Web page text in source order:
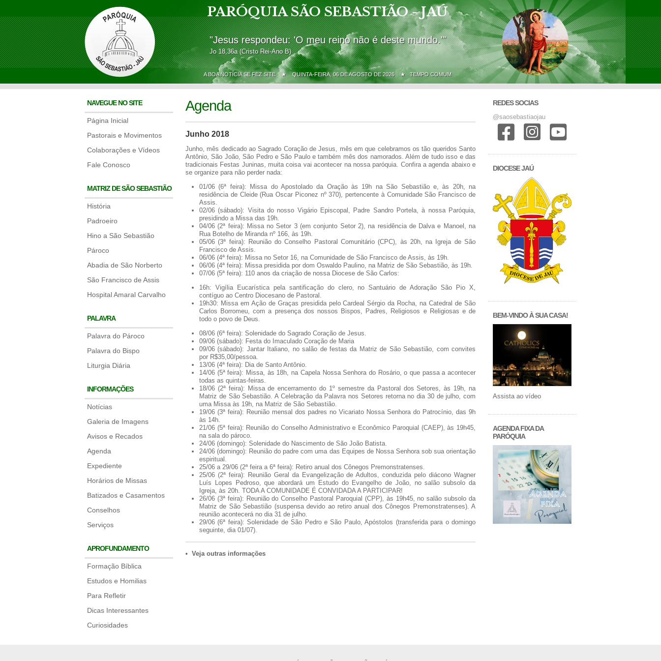
PARÓQUIA SÃO SEBASTIÃO - JAÚ
"Jesus respondeu: 'O meu reino não é deste mundo.'"
Jo 18,36a (Cristo Rei-Ano B)
A BOA NOTÍCIA SE FEZ SITE ★QUINTA-FEIRA, 06 DE AGOSTO DE 2026 ★ TEMPO COMUM
NAVEGUE NO SITE
Página Inicial
Pastorais e Movimentos
Colaborações e Vídeos
Fale Conosco
MATRIZ DE SÃO SEBASTIÃO
História
Padroeiro
Hino a São Sebastião
Pároco
Abadia de São Norberto
São Francisco de Assis
Hospital Amaral Carvalho
PALAVRA
Palavra do Pároco
Palavra do Bispo
Liturgia Diária
INFORMAÇÕES
Notícias
Galeria de Imagens
Avisos e Recados
Agenda
Expediente
Horários de Missas
Batizados e Casamentos
Conselhos
Serviços
APROFUNDAMENTO
Formação Bíblica
Estudos e Homilias
Para Refletir
Dicas Interessantes
Curiosidades
Agenda
Junho 2018
Junho, mês dedicado ao Sagrado Coração de Jesus, mês em que celebramos os tão queridos Santo
Antônio, São João, São Pedro e São Paulo e também mês dos namorados. Além de tudo isso e das
tradicionais Festas Juninas, muita coisa vai acontecer na nossa paróquia. Confira a agenda abaixo e
se organize para não perder nada:
01/06 (6ª feira): Missa do Apostolado da Oração às 19h na São Sebastião e, às 20h, na
residência de Cleide (Rua Oscar Piconez nº 370), pertencente à Comunidade São Francisco de
Assis.
02/06 (sábado): Visita do nosso Vigário Episcopal, Padre Sandro Portela, à nossa Paróquia,
presidindo a Missa das 19h.
04/06 (2ª feira): Missa no Setor 3 (em conjunto Setor 2), na residência de Dalva e Manoel, na
Rua Botelho de Miranda nº 166, às 19h.
05/06 (3ª feira): Reunião do Conselho Pastoral Comunitário (CPC), às 20h, na Igreja de São
Francisco de Assis.
06/06 (4ª feira): Missa no Setor 16, na Comunidade de São Francisco de Assis, às 19h.
06/06 (4ª feira): Missa presidida por dom Oswaldo Paulino, na Matriz de São Sebastião, às 19h.
07/06 (5ª feira): 110 anos da criação de nossa Diocese de São Carlos:
16h: Vigília Eucarística pela santificação do clero, no Santuário de Adoração São Pio X,
contíguo ao Centro Diocesano de Pastoral.
19h30: Missa em Ação de Graças presidida pelo Cardeal Sérgio da Rocha, na Catedral de São
Carlos Borromeu, com a presença dos nossos Bispos, Padres, Religiosos e Religiosas e de
todo o povo de Deus.
08/06 (6ª feira): Solenidade do Sagrado Coração de Jesus.
09/06 (sábado): Festa do Imaculado Coração de Maria
09/06 (sábado): Jantar Italiano, no salão de festas da Matriz de São Sebastião, com convites
por R$35,00/pessoa.
13/06 (4ª feira): Dia de Santo Antônio.
14/06 (5ª feira): Missa, às 18h, na Capela Nossa Senhora do Rosário, o que passa a acontecer
todas as quintas-feiras.
18/06 (2ª feira): Missa de encerramento do 1º semestre da Pastoral dos Setores, às 19h, na
Matriz de São Sebastião. A Celebração da Palavra nos Setores retorna no dia 30 de julho, com
uma Missa às 19h, na Matriz de São Sebastião.
19/06 (3ª feira): Reunião mensal dos padres no Vicariato Nossa Senhora do Patrocínio, das 9h
às 14h.
21/06 (5ª feira): Reunião do Conselho Administrativo e Econômico Paroquial (CAEP), às 19h45,
na sala do pároco.
24/06 (domingo): Solenidade do Nascimento de São João Batista.
24/06 (domingo): Reunião do padre com uma das Equipes de Nossa Senhora sob sua orientação
espiritual.
25/06 a 29/06 (2ª feira a 6ª feira): Retiro anual dos Cônegos Premonstratenses.
25/06 (2ª feira): Reunião Geral da Evangelização de Adultos, conduzida pelo diácono Wagner
Luís Lopes Pedroso, que abordará um Estudo do Evangelho de João, no salão subsolo da
Igreja, às 20h. TODA A COMUNIDADE É CONVIDADA A PARTICIPAR!
26/06 (3ª feira): Reunião do Conselho Pastoral Paroquial (CPP), às 19h45, no salão subsolo da
Matriz de São Sebastião (suspensa devido ao retiro anual dos Cônegos Premonstratenses). A
reunião acontecerá no dia 31 de julho.
29/06 (6ª feira): Solenidade de São Pedro e São Paulo, Apóstolos (transferida para o domingo
seguinte, dia 01/07).
• Veja outras informações
REDES SOCIAS
@saosebastiaojau
DIOCESE JAÚ
BEM-VINDO À SUA CASA!
Assista ao vídeo
AGENDA FIXA DA
PARÓQUIA